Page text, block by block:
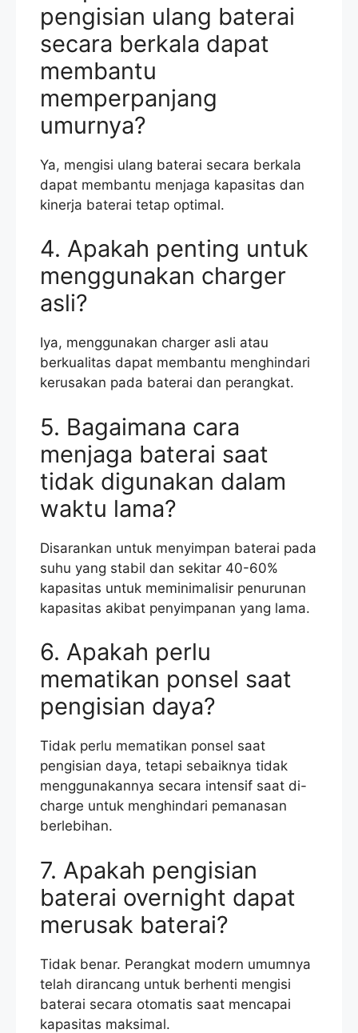
pengisian ulang baterai
secara berkala dapat
membantu
memperpanjang
umurnya?
Ya, mengisi ulang baterai secara berkala
dapat membantu menjaga kapasitas dan
kinerja baterai tetap optimal.
4. Apakah penting untuk
menggunakan charger
asli?
Iya, menggunakan charger asli atau
berkualitas dapat membantu menghindari
kerusakan pada baterai dan perangkat.
5. Bagaimana cara
menjaga baterai saat
tidak digunakan dalam
waktu lama?
Disarankan untuk menyimpan baterai pada
suhu yang stabil dan sekitar 40-60%
kapasitas untuk meminimalisir penurunan
kapasitas akibat penyimpanan yang lama.
6. Apakah perlu
mematikan ponsel saat
pengisian daya?
Tidak perlu mematikan ponsel saat
pengisian daya, tetapi sebaiknya tidak
menggunakannya secara intensif saat di-
charge untuk menghindari pemanasan
berlebihan.
7. Apakah pengisian
baterai overnight dapat
merusak baterai?
Tidak benar. Perangkat modern umumnya
telah dirancang untuk berhenti mengisi
baterai secara otomatis saat mencapai
kapasitas maksimal.